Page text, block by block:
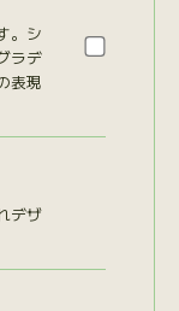
。シ
ラデ
表現
デザ